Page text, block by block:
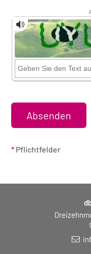
* Pflichtfelder